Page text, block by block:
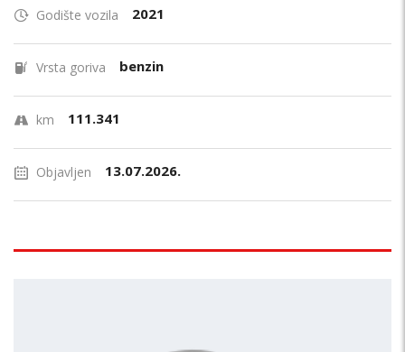
Godište vozila 2021
Vrsta goriva benzin
km 111.341
Objavljen 13.07.2026.